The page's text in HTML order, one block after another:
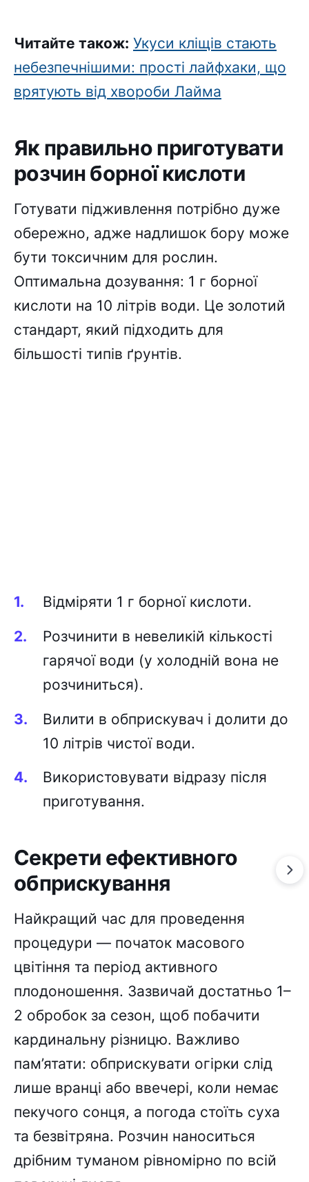
Читайте також: Укуси кліщів стають
небезпечнішими: прості лайфхаки, що
врятують від хвороби Лайма
Як правильно приготувати
розчин борної кислоти
Готувати підживлення потрібно дуже
обережно, адже надлишок бору може
бути токсичним для рослин.
Оптимальна дозування: 1 г борної
кислоти на 10 літрів води. Це золотий
стандарт, який підходить для
більшості типів ґрунтів.
Відміряти 1 г борної кислоти.
Розчинити в невеликій кількості
гарячої води (у холодній вона не
розчиниться).
Вилити в обприскувач і долити до
10 літрів чистої води.
Використовувати відразу після
приготування.
Секрети ефективного
обприскування
Найкращий час для проведення
процедури — початок масового
цвітіння та період активного
плодоношення. Зазвичай достатньо 1–
2 обробок за сезон, щоб побачити
кардинальну різницю. Важливо
пам’ятати: обприскувати огірки слід
лише вранці або ввечері, коли немає
пекучого сонця, а погода стоїть суха
та безвітряна. Розчин наноситься
дрібним туманом рівномірно по всій